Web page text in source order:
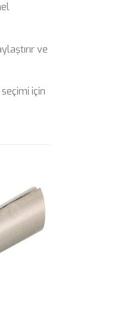
ve
için